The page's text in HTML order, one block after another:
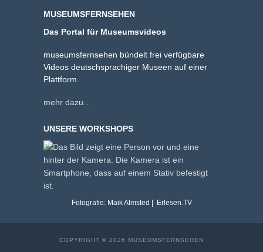
MUSEUMSFERNSEHEN
Das Portal für Museumsvideos
museumsfernsehen bündelt frei verfügbare
Videos deutschsprachiger Museen auf einer
Plattform.
mehr dazu…
UNSERE WORKSHOPS
Fotografie: Maik Almsted | Erlesen.TV
COPYRIGHT © 2026 MUSEUMSFERNSEHEN